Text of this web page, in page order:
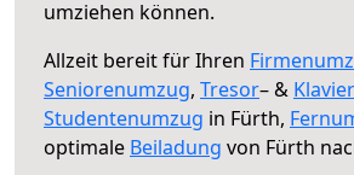
umziehen können.
Allzeit bereit für Ihren
Seniorenumzug, Tresor– &
Studentenumzug in Fürth,
optimale Beiladung von Fürth